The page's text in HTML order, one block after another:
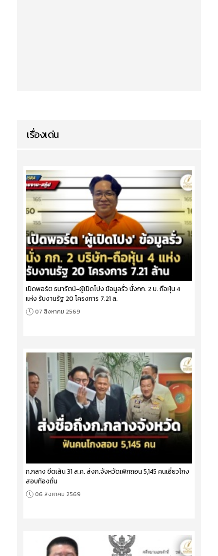
เรื่องเด่น
เปิดพอร์ต ธนารัตน์-ผู้เปิดโปง ข้อมูลรั่ว นั่งกก. 2 บ. ถือหุ้น 4
แห่ง รับงานรัฐ 20 โครงการ 7.21 ล.
07 สิงหาคม 2569
ก.กลาง ขีดเส้น 31 ส.ค. ส่งก.จังหวัดเพิกถอน 5,145 คนเอี่ยวโกง
สอบท้องถิ่น
06 สิงหาคม 2569